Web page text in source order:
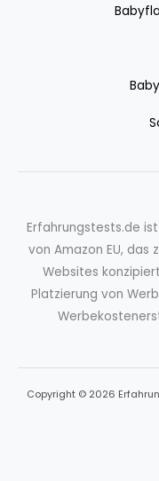
Erfahrungstests.de
von Amazon EU, das
Websites
Platzierung von
Copyright © 2026